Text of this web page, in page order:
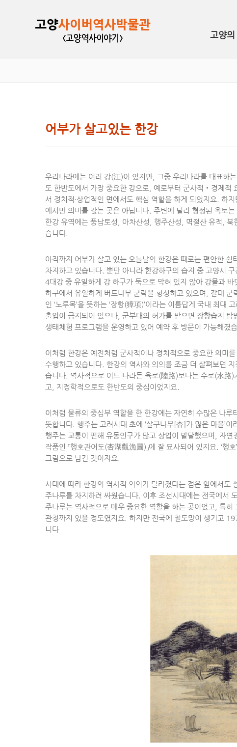
고양
어부가 살고있는 한강
우리나라에는 여러 강(江)이 있지만, 그중 우리나라를 대표하
도 한반도에서 가장 중요한 강으로, 예로부터 군사적‧경제적
서 정치적·상업적인 면에서도 핵심 역할을 하게 되었지요. 하
에서만 의미를 갖는 곳은 아닙니다. 주변에 널리 형성된 옥토
한강 유역에는 풍납토성, 아차산성, 행주산성, 멱절산 유적,
습니다.
아직까지 어부가 살고 있는 오늘날의 한강은 때로는 편안한
차지하고 있습니다. 뿐만 아니라 한강하구의 습지 중 고양시
4대강 중 유일하게 강 하구가 둑으로 막혀 있지 않아 강물과 바
하구에서 유일하게 버드나무 군락을 형성하고 있으며, 갈대
인 ‘노루목’을 뜻하는 ‘장항(獐項)’이라는 이름답게 국내 최
출입이 금지되어 있으나, 군부대의 허가를 받으면 장항습지
생태체험 프로그램을 운영하고 있어 예약 후 방문이 가능해졌
이처럼 한강은 예전처럼 군사적이나 정치적으로 중요한 의미
수행하고 있습니다. 한강의 역사와 의의를 조금 더 살펴보면
습니다. 역사적으로 어느 나라든 육로(陸路)보다는 수로(水路
고, 지정학적으로도 한반도의 중심이었지요.
이처럼 물류의 중심부 역할을 한 한강에는 자연히 수많은 나
뜻합니다. 행주는 고려시대 초에 ‘살구나무[杏]가 많은 마을’
행주는 교통이 편해 유동인구가 많고 상업이 발달했으며, 자
작품인 「행호관어도(杏湖觀漁圖)」에 잘 묘사되어 있지요. ‘
그림으로 남긴 것이지요.
시대에 따라 한강의 역사적 의의가 달라졌다는 점은 앞에서
주나루를 차지하려 싸웠습니다. 이후 조선시대에는 전국에서
주나루는 역사적으로 매우 중요한 역할을 하는 곳이었고, 특히
관청까지 있을 정도였지요. 하지만 전국에 철도망이 생기고
니다